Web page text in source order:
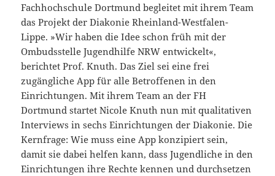
Fachhochschule Dortmund begleitet mit ihrem Team
das Projekt der Diakonie Rheinland-Westfalen-
Lippe. »Wir haben die Idee schon früh mit der
Ombudsstelle Jugendhilfe NRW entwickelt«,
berichtet Prof. Knuth. Das Ziel sei eine frei
zugängliche App für alle Betroffenen in den
Einrichtungen. Mit ihrem Team an der FH
Dortmund startet Nicole Knuth nun mit qualitativen
Interviews in sechs Einrichtungen der Diakonie. Die
Kernfrage: Wie muss eine App konzipiert sein,
damit sie dabei helfen kann, dass Jugendliche in den
Einrichtungen ihre Rechte kennen und durchsetzen